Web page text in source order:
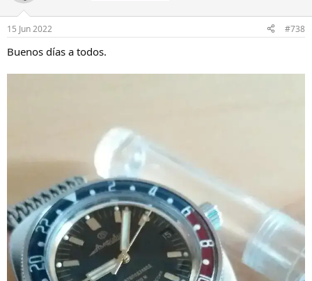
o
n
e
s
15 Jun 2022 #738
Buenos días a todos.